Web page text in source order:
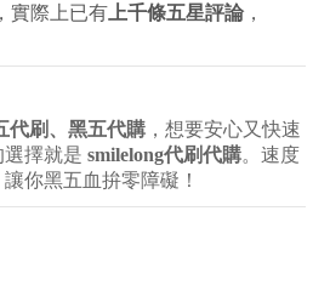
實際上已有上千條五星評論，
代刷、黑五代購 ，想要安心又快速
擇就是 smilelong代刷代購。速度
你黑五血拚零障礙！